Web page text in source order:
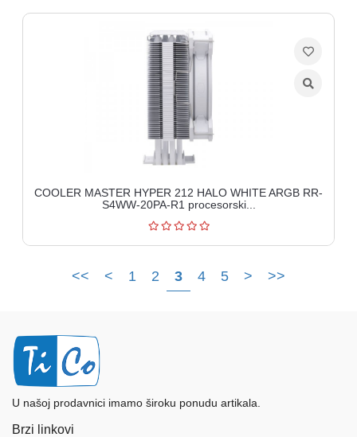
COOLER MASTER HYPER 212 HALO WHITE ARGB RR-
S4WW-20PA-R1 procesorski...
<< < 1 2 3 4 5 > >>
U našoj prodavnici imamo široku ponudu artikala.
Brzi linkovi